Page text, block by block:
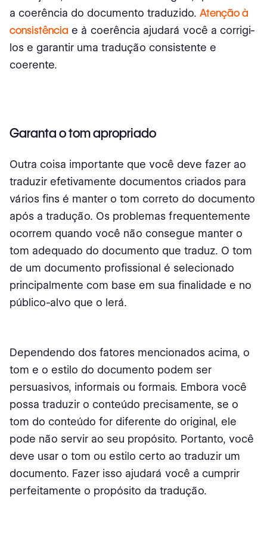
a coerência do documento traduzido. Atenção à
consistência e à coerência ajudará você a corrigi-
los e garantir uma tradução consistente e
coerente.
Garanta o tom apropriado
Outra coisa importante que você deve fazer ao
traduzir efetivamente documentos criados para
vários fins é manter o tom correto do documento
após a tradução. Os problemas frequentemente
ocorrem quando você não consegue manter o
tom adequado do documento que traduz. O tom
de um documento profissional é selecionado
principalmente com base em sua finalidade e no
público-alvo que o lerá.
Dependendo dos fatores mencionados acima, o
tom e o estilo do documento podem ser
persuasivos, informais ou formais. Embora você
possa traduzir o conteúdo precisamente, se o
tom do conteúdo for diferente do original, ele
pode não servir ao seu propósito. Portanto, você
deve usar o tom ou estilo certo ao traduzir um
documento. Fazer isso ajudará você a cumprir
perfeitamente o propósito da tradução.